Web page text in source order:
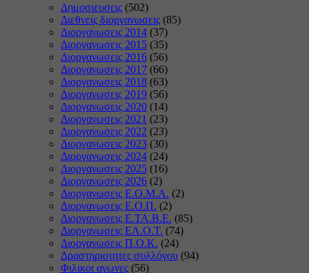
Δημοσιευσεις (502)
Διεθνεις διοργανωσεις (85)
Διοργανωσεις 2014 (37)
Διοργανωσεις 2015 (35)
Διοργανωσεις 2016 (56)
Διοργανωσεις 2017 (66)
Διοργανωσεις 2018 (63)
Διοργανωσεις 2019 (56)
Διοργανωσεις 2020 (14)
Διοργανωσεις 2021 (23)
Διοργανωσεις 2022 (23)
Διοργανωσεις 2023 (30)
Διοργανωσεις 2024 (24)
Διοργανωσεις 2025 (16)
Διοργανωσεις 2026 (2)
Διοργανωσεις Ε.Ο.Μ.Α. (2)
Διοργανωσεις Ε.Ο.Π. (2)
Διοργανωσεις Ε.ΤΑ.Β.Ε. (85)
Διοργανωσεις ΕΛ.Ο.Τ. (74)
Διοργανωσεις Π.Ο.Κ. (24)
Δραστηριοτητες συλλόγου (94)
Φιλικοι αγωνες (56)